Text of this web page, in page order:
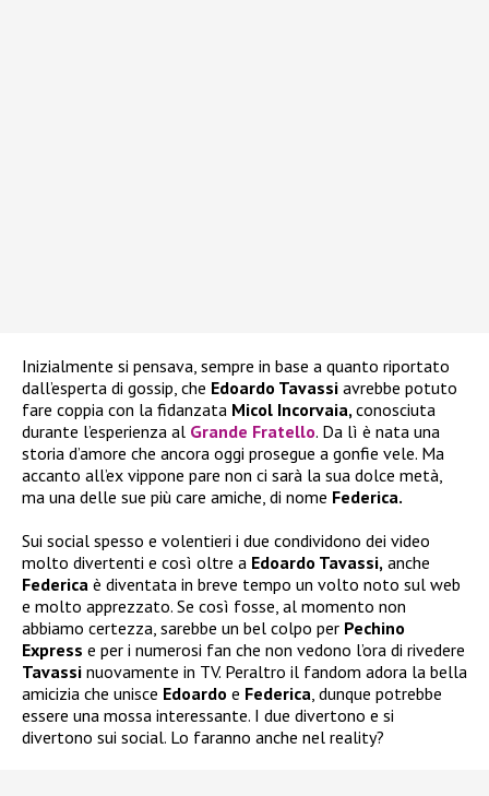
Inizialmente si pensava, sempre in base a quanto riportato
dall’esperta di gossip, che Edoardo Tavassi avrebbe potuto
fare coppia con la fidanzata Micol Incorvaia, conosciuta
durante l’esperienza al Grande Fratello. Da lì è nata una
storia d’amore che ancora oggi prosegue a gonfie vele. Ma
accanto all’ex vippone pare non ci sarà la sua dolce metà,
ma una delle sue più care amiche, di nome Federica.
Sui social spesso e volentieri i due condividono dei video
molto divertenti e così oltre a Edoardo Tavassi, anche
Federica è diventata in breve tempo un volto noto sul web
e molto apprezzato. Se così fosse, al momento non
abbiamo certezza, sarebbe un bel colpo per Pechino
Express e per i numerosi fan che non vedono l’ora di rivedere
Tavassi nuovamente in TV. Peraltro il fandom adora la bella
amicizia che unisce Edoardo e Federica , dunque potrebbe
essere una mossa interessante. I due divertono e si
divertono sui social. Lo faranno anche nel reality?